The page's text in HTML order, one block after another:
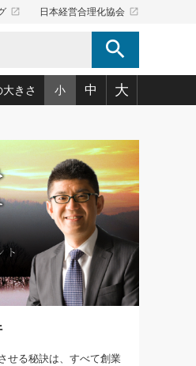
launch 日本経営合理化協会 launch
search
もっとみる
ら・だマネジメント」
ー(44)
(100)
いむぎょうあん)(166)
学・磨く「ミミガク」のすすめ
きさ 小 中 大
せる秘訣は、すべて創業